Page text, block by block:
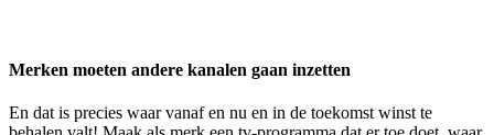
Merken moeten andere kanalen gaan inzetten
En dat is precies waar vanaf en nu en in de toekomst winst te